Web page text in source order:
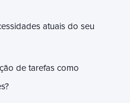
atuais do seu
de tarefas como